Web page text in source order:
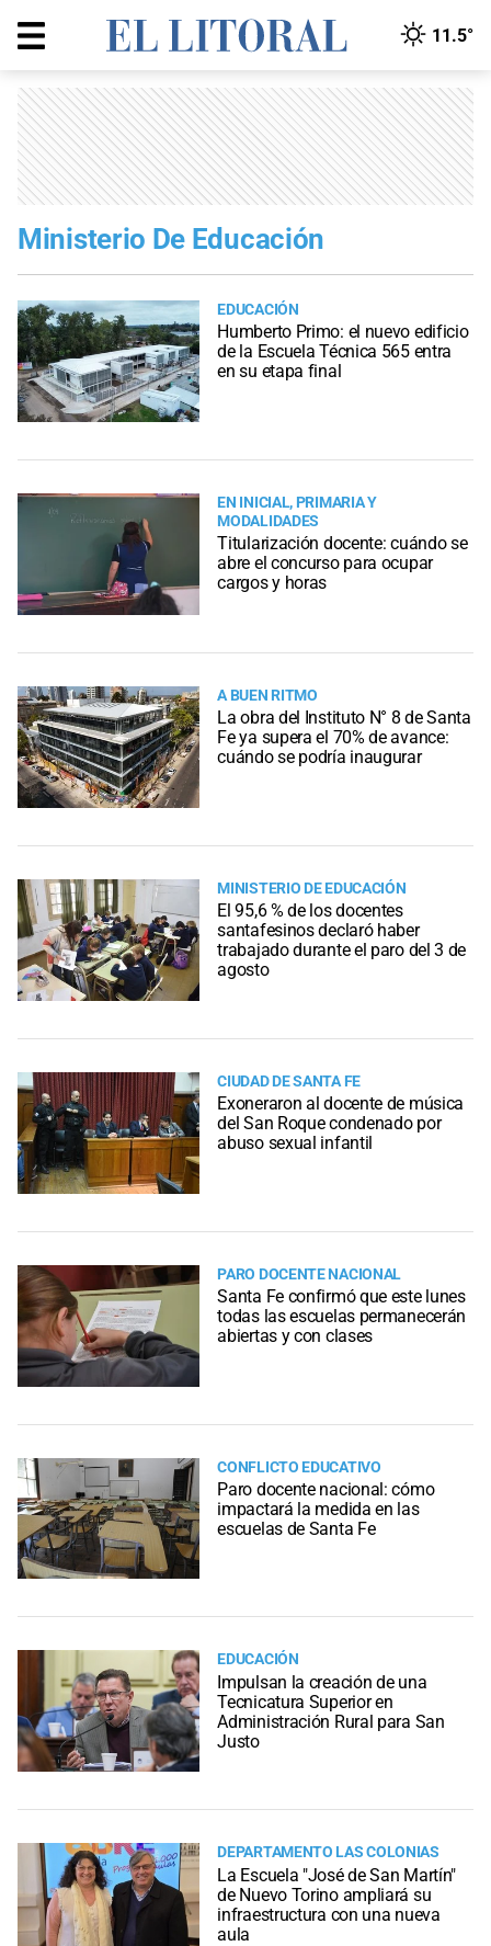
11.5°
Ministerio De Educación
EDUCACIÓN
Humberto Primo: el nuevo edificio
de la Escuela Técnica 565 entra
en su etapa final
EN INICIAL, PRIMARIA Y
MODALIDADES
Titularización docente: cuándo se
abre el concurso para ocupar
cargos y horas
A BUEN RITMO
La obra del Instituto N° 8 de Santa
Fe ya supera el 70% de avance:
cuándo se podría inaugurar
MINISTERIO DE EDUCACIÓN
El 95,6 % de los docentes
santafesinos declaró haber
trabajado durante el paro del 3 de
agosto
CIUDAD DE SANTA FE
Exoneraron al docente de música
del San Roque condenado por
abuso sexual infantil
PARO DOCENTE NACIONAL
Santa Fe confirmó que este lunes
todas las escuelas permanecerán
abiertas y con clases
CONFLICTO EDUCATIVO
Paro docente nacional: cómo
impactará la medida en las
escuelas de Santa Fe
EDUCACIÓN
Impulsan la creación de una
Tecnicatura Superior en
Administración Rural para San
Justo
DEPARTAMENTO LAS COLONIAS
La Escuela "José de San Martín"
de Nuevo Torino ampliará su
infraestructura con una nueva
aula